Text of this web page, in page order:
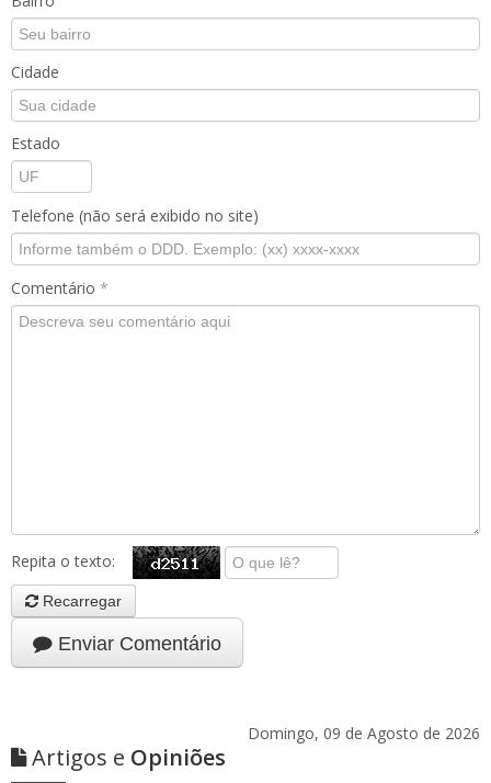
Cidade
Estado
Telefone (não será exibido no site)
Comentário *
Repita o texto:
Recarregar
Enviar Comentário
Domingo, 09 de Agosto de 2026
Artigos e Opiniões